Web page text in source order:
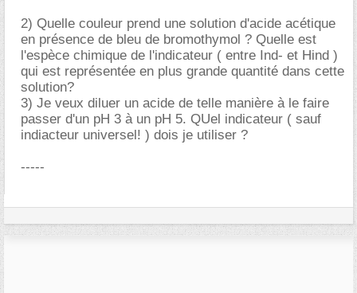
2) Quelle couleur prend une solution d'acide acétique
en présence de bleu de bromothymol ? Quelle est
l'espèce chimique de l'indicateur ( entre Ind- et Hind )
qui est représentée en plus grande quantité dans cette
solution?
3) Je veux diluer un acide de telle manière à le faire
passer d'un pH 3 à un pH 5. QUel indicateur ( sauf
indiacteur universel! ) dois je utiliser ?
-----